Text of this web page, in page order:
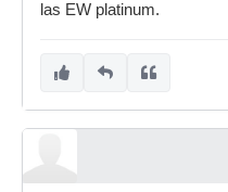
las EW platinum.